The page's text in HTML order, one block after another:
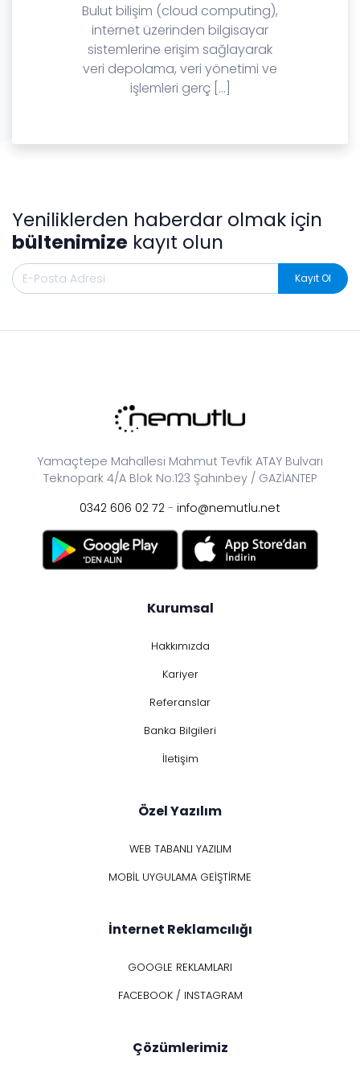
Bulut bilişim (cloud computing),
internet üzerinden bilgisayar
sistemlerine erişim sağlayarak
veri depolama, veri yönetimi ve
işlemleri gerç [...]
Yeniliklerden haberdar olmak için
bültenimize kayıt olun
Kayıt Ol
Yamaçtepe Mahallesi Mahmut Tevfik ATAY Bulvarı
Teknopark 4/A Blok No:123 Şahinbey / GAZİANTEP
0342 606 02 72 - info@nemutlu.net
Kurumsal
Hakkımızda
Kariyer
Referanslar
Banka Bilgileri
İletişim
Özel Yazılım
WEB TABANLI YAZILIM
MOBİL UYGULAMA GEİŞTİRME
İnternet Reklamcılığı
GOOGLE REKLAMLARI
FACEBOOK / INSTAGRAM
Çözümlerimiz